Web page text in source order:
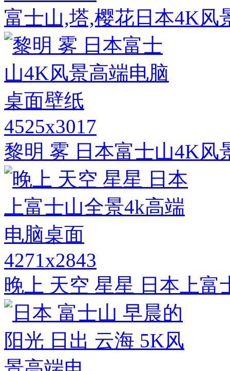
富士山,塔,樱花日本4K风
4525x3017
黎明 雾 日本富士山4K风
4271x2843
晚上 天空 星星 日本上富